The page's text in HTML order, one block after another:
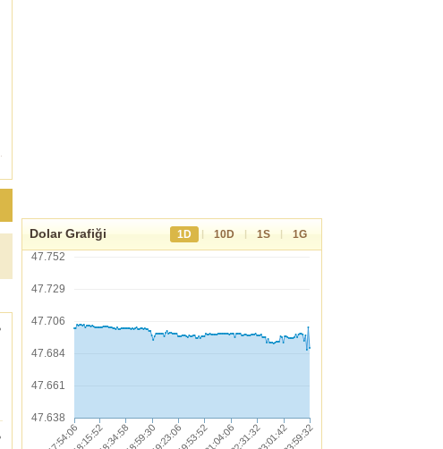
Dolar Grafiği 1D | 10D | 1S |
1G
47.752
47.729
47.706
47.684
47.661
47.638